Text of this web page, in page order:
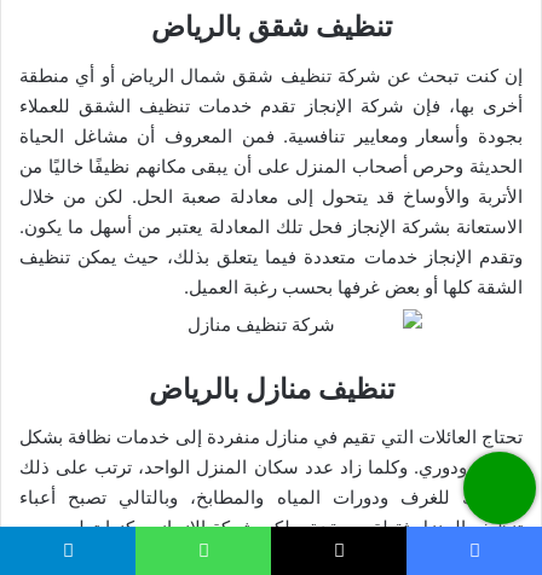
تنظيف شقق بالرياض
إن كنت تبحث عن شركة تنظيف شقق شمال الرياض أو أي منطقة
أخرى بها، فإن شركة الإنجاز تقدم خدمات تنظيف الشقق للعملاء
بجودة وأسعار ومعايير تنافسية. فمن المعروف أن مشاغل الحياة
الحديثة وحرص أصحاب المنزل على أن يبقى مكانهم نظيفًا خاليًا من
الأتربة والأوساخ قد يتحول إلى معادلة صعبة الحل. لكن من خلال
الاستعانة بشركة الإنجاز فحل تلك المعادلة يعتبر من أسهل ما يكون.
وتقدم الإنجاز خدمات متعددة فيما يتعلق بذلك، حيث يمكن تنظيف
الشقة كلها أو بعض غرفها بحسب رغبة العميل.
تنظيف منازل بالرياض
تحتاج العائلات التي تقيم في منازل منفردة إلى خدمات نظافة بشكل
روتيني ودوري. وكلما زاد عدد سكان المنزل الواحد، ترتب على ذلك
استهلاك للغرف ودورات المياه والمطابخ، وبالتالي تصبح أعباء
تنظيف المنزل ثقيلة ومعقدة. ولكن شركة الإنجاز يمكنها تولي جميع
مهام التنظيف لمنزلك وحمل جميع تلك الأعباء الثقيلة عن كاهلك.